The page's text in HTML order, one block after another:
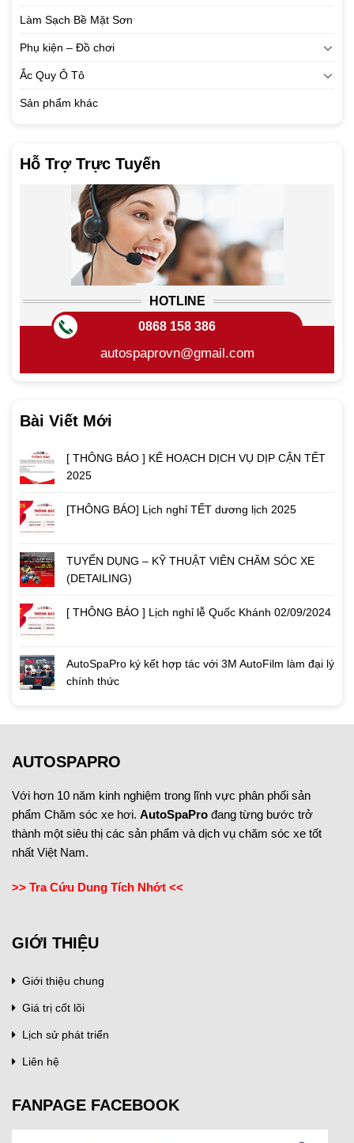
Làm Sạch Bề Mặt Sơn
Phụ kiện – Đồ chơi
Ắc Quy Ô Tô
Sản phẩm khác
Hỗ Trợ Trực Tuyến
HOTLINE
0868 158 386
autospaprovn@gmail.com
Bài Viết Mới
[ THÔNG BÁO ] KẾ HOẠCH DỊCH VỤ DỊP CẬN TẾT
2025
[THÔNG BÁO] Lịch nghỉ TẾT dương lịch 2025
TUYỂN DỤNG – KỸ THUẬT VIÊN CHĂM SÓC XE
(DETAILING)
[ THÔNG BÁO ] Lịch nghỉ lễ Quốc Khánh 02/09/2024
AutoSpaPro ký kết hợp tác với 3M AutoFilm làm đại lý
chính thức
AUTOSPAPRO
Với hơn 10 năm kinh nghiệm trong lĩnh vực phân phối sản
phẩm Chăm sóc xe hơi. AutoSpaPro đang từng bước trở
thành một siêu thị các sản phẩm và dịch vụ chăm sóc xe tốt
nhất Việt Nam.
>> Tra Cứu Dung Tích Nhớt <<
GIỚI THIỆU
Giới thiệu chung
Giá trị cốt lõi
Lịch sử phát triển
Liên hệ
FANPAGE FACEBOOK